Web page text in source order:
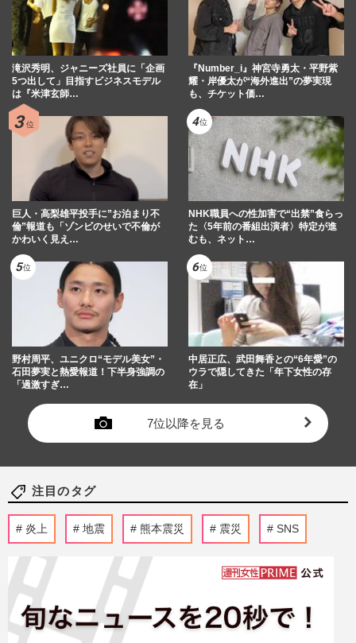
滝沢秀明、ジャニーズ社員に「企画
5つ出して」目指すビジネスモデル
は『米津玄師…
『Number_i』神宮寺勇太・平野紫
耀・岸優太が“海外進出”の夢実現
も、チケット価…
巨人・高梨雄平投手に”お泊まり不
倫”報道も「ゾンビのせいで不倫が
かわいく見え…
NHK職員への性加害で“出禁”食らっ
た〈5年前の番組出演者〉特定が進
むも、ネット…
野村周平、ユニクロ“モデル美女”・
石田夢実と熱愛報道！下半身強調の
「過激すぎ…
中居正広、武田舞香との“6年愛”の
ウラで隠してきた「年下女性の存
在」
7位以降を見る
注目のタグ
炎上 地震 熊本震災 震災 SNS